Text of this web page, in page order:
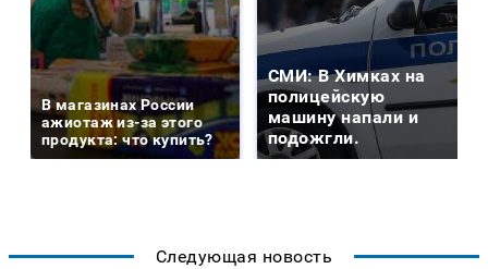
В магазинах России
ажиотаж из-за этого
продукта: что купить?
СМИ: В Химках на
полицейскую
машину напали и
подожгли.
Следующая новость